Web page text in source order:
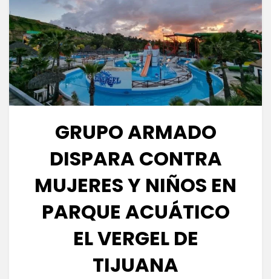
GRUPO ARMADO
DISPARA CONTRA
MUJERES Y NIÑOS EN
PARQUE ACUÁTICO
EL VERGEL DE
TIJUANA